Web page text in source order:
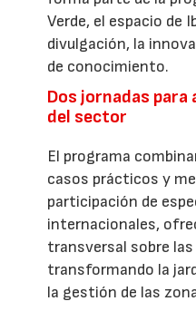
Verde, el espacio de
divulgación, la
de conocimiento.
Dos jornadas
del sector
El programa
casos prácticos y
participación de
internacionales,
transversal sobre
transformando la
la gestión de las